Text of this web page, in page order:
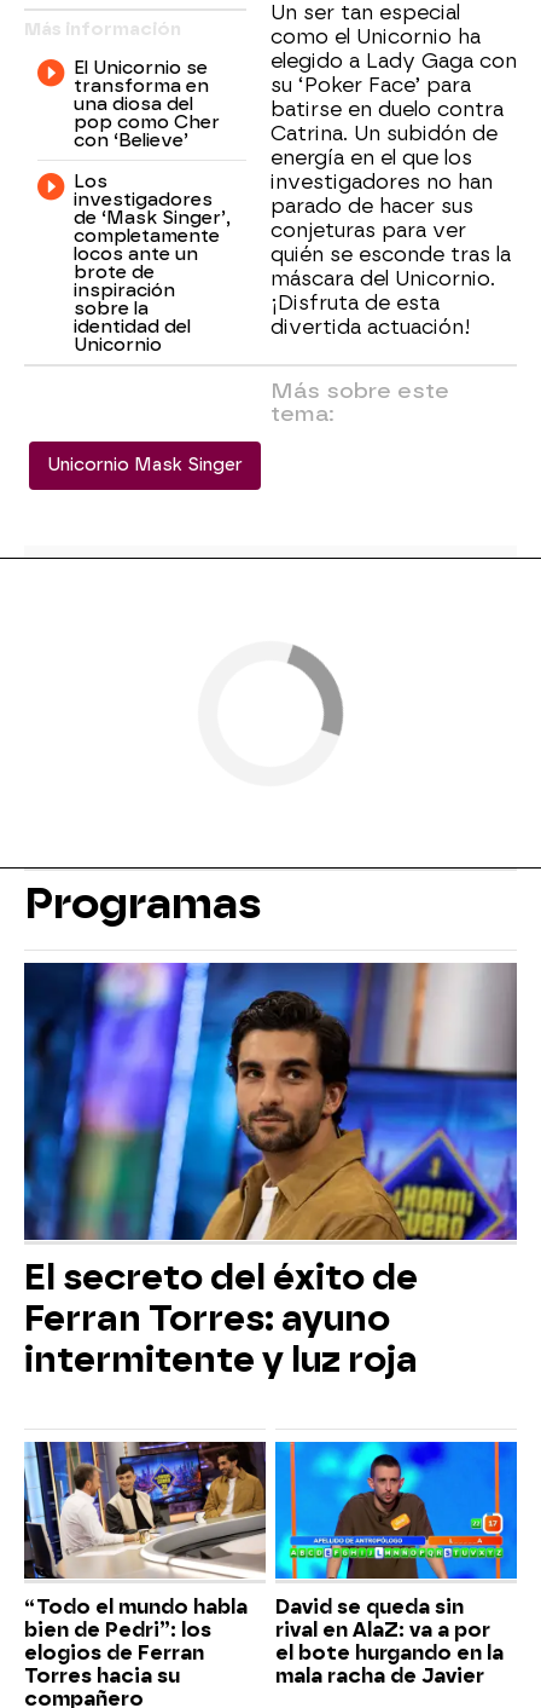
Más información
El Unicornio se
transforma en
una diosa del
pop como Cher
con ‘Believe’
Los
investigadores
de ‘Mask Singer’,
completamente
locos ante un
brote de
inspiración
sobre la
identidad del
Unicornio
Un ser tan especial
como el Unicornio ha
elegido a Lady Gaga con
su ‘Poker Face’ para
batirse en duelo contra
Catrina. Un subidón de
energía en el que los
investigadores no han
parado de hacer sus
conjeturas para ver
quién se esconde tras la
máscara del Unicornio.
¡Disfruta de esta
divertida actuación!
Más sobre este
tema:
Unicornio Mask Singer
Programas
El secreto del éxito de
Ferran Torres: ayuno
intermitente y luz roja
“Todo el mundo habla
bien de Pedri”: los
elogios de Ferran
Torres hacia su
compañero
David se queda sin
rival en AlaZ: va a por
el bote hurgando en la
mala racha de Javier